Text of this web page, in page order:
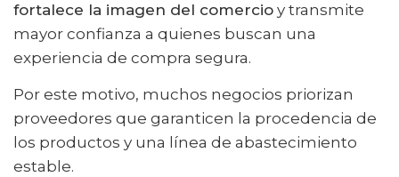
fortalece la imagen del comercio y transmite
mayor confianza a quienes buscan una
experiencia de compra segura.
Por este motivo, muchos negocios priorizan
proveedores que garanticen la procedencia de
los productos y una línea de abastecimiento
estable.